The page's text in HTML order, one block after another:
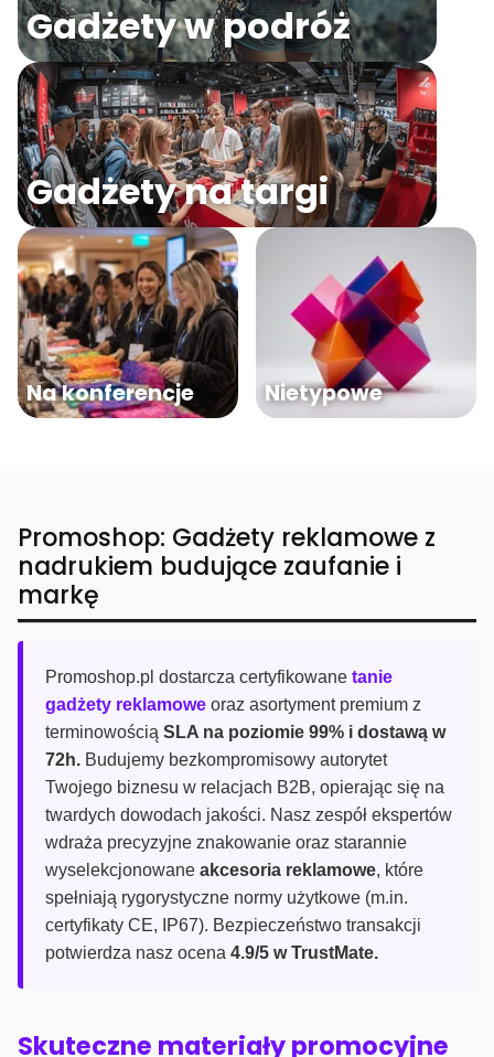
Gadżety w podróż
Gadżety na targi
Na konferencje Nietypowe
Promoshop: Gadżety reklamowe z
nadrukiem budujące zaufanie i
markę
Promoshop.pl dostarcza certyfikowane tanie
gadżety reklamowe oraz asortyment premium z
terminowością SLA na poziomie 99% i dostawą w
72h. Budujemy bezkompromisowy autorytet
Twojego biznesu w relacjach B2B, opierając się na
twardych dowodach jakości. Nasz zespół ekspertów
wdraża precyzyjne znakowanie oraz starannie
wyselekcjonowane akcesoria reklamowe, które
spełniają rygorystyczne normy użytkowe (m.in.
certyfikaty CE, IP67). Bezpieczeństwo transakcji
potwierdza nasz ocena 4.9/5 w TrustMate.
Skuteczne materiały promocyjne